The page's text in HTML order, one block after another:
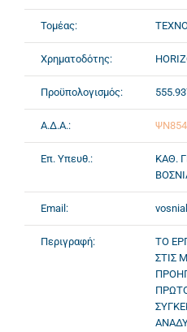
Τομέας:
Χρηματοδότης:
Προϋπολογισμός:
Α.Δ.Α.:
Επ. Υπευθ.:
ΚΑΘ.
Email:
Περιγραφή:
ΤΟ
ΣΤΙΣ